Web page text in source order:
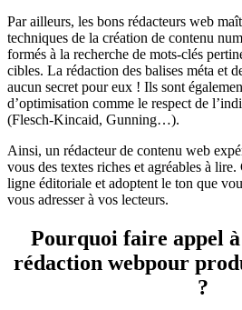
Par ailleurs, les bons rédacteurs web
techniques de la création de contenu
formés à la recherche de mots-clés
cibles. La rédaction des balises méta et
aucun secret pour eux ! Ils sont
d’optimisation comme le respect de
(Flesch-Kincaid, Gunning…).
Ainsi, un rédacteur de contenu web
vous des textes riches et agréables à
ligne éditoriale et adoptent le ton que
vous adresser à vos lecteurs.
Pourquoi faire appel à
rédaction webpour
?